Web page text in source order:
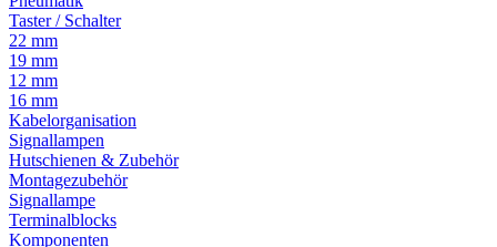
Taster / Schalter
22 mm
19 mm
12 mm
16 mm
Kabelorganisation
Signallampen
Hutschienen & Zubehör
Montagezubehör
Signallampe
Terminalblocks
Komponenten